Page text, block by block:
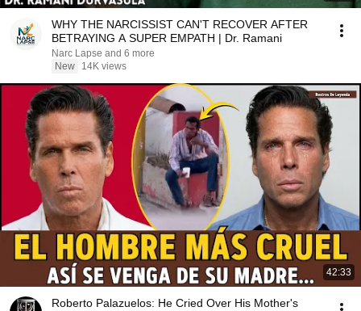
WHY THE NARCISSIST CAN'T RECOVER AFTER
BETRAYING A SUPER EMPATH | Dr. Ramani
Narc Lapse and 6 more
New
14K views
42:33
Roberto Palazuelos: He Cried Over His Mother's